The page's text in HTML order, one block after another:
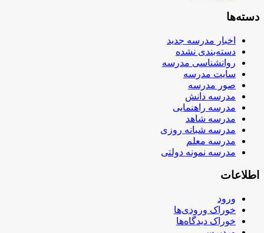
دسته‌ها
اخبار مدرسه جدید
دسته‌بندی نشده
روانشناسی مدرسه
سایت مدرسه
صور مدرسه
مدرسه دانش
مدرسه راهنمایی
مدرسه شاهد
مدرسه شبانه روزی
مدرسه معلم
مدرسه نمونه دولتی
اطلاعات
ورود
خوراک ورودی‌ها
خوراک دیدگاه‌ها